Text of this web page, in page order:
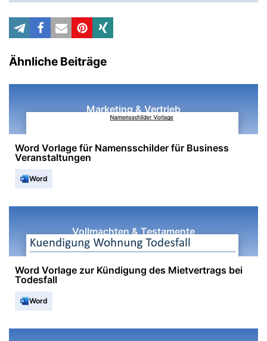
Ähnliche Beiträge
Marketing & Vertrieb
Word Vorlage für Namensschilder für Business
Veranstaltungen
Word
Vollmachten & Testamente
Word Vorlage zur Kündigung des Mietvertrags bei
Todesfall
Word